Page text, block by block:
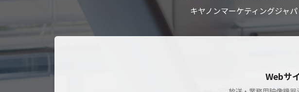
キヤノンマーケティングジャ
Webサ